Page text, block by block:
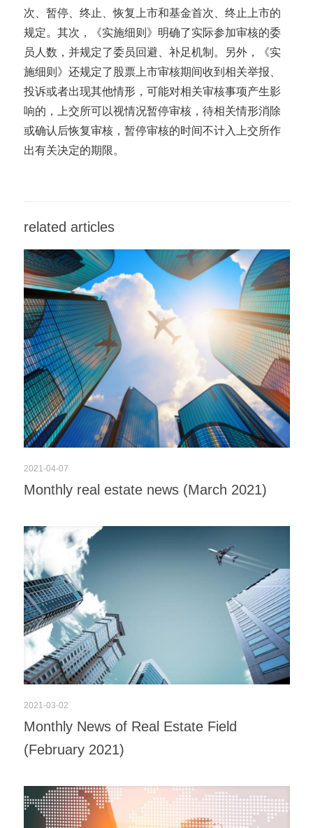
次、暂停、终止、恢复上市和基金首次、终止上市的
规定。其次，《实施细则》明确了实际参加审核的委
员人数，并规定了委员回避、补足机制。另外，《实
施细则》还规定了股票上市审核期间收到相关举报、
投诉或者出现其他情形，可能对相关审核事项产生影
响的，上交所可以视情况暂停审核，待相关情形消除
或确认后恢复审核，暂停审核的时间不计入上交所作
出有关决定的期限。
related articles
2021-04-07
Monthly real estate news (March 2021)
2021-03-02
Monthly News of Real Estate Field
(February 2021)